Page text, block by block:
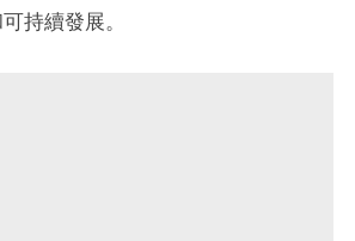
持續發展。